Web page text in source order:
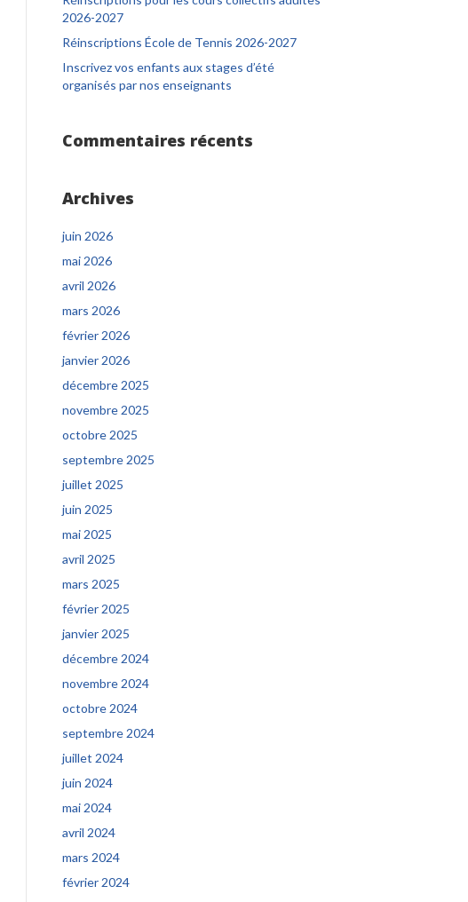
2026-2027
Réinscriptions École de Tennis 2026-2027
Inscrivez vos enfants aux stages d’été
organisés par nos enseignants
Commentaires récents
Archives
juin 2026
mai 2026
avril 2026
mars 2026
février 2026
janvier 2026
décembre 2025
novembre 2025
octobre 2025
septembre 2025
juillet 2025
juin 2025
mai 2025
avril 2025
mars 2025
février 2025
janvier 2025
décembre 2024
novembre 2024
octobre 2024
septembre 2024
juillet 2024
juin 2024
mai 2024
avril 2024
mars 2024
février 2024